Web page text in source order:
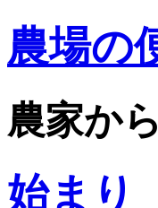
農場の
農家か
始まり